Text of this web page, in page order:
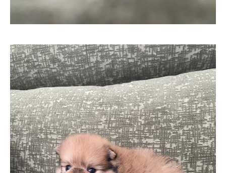
お気軽にお問い合わせください